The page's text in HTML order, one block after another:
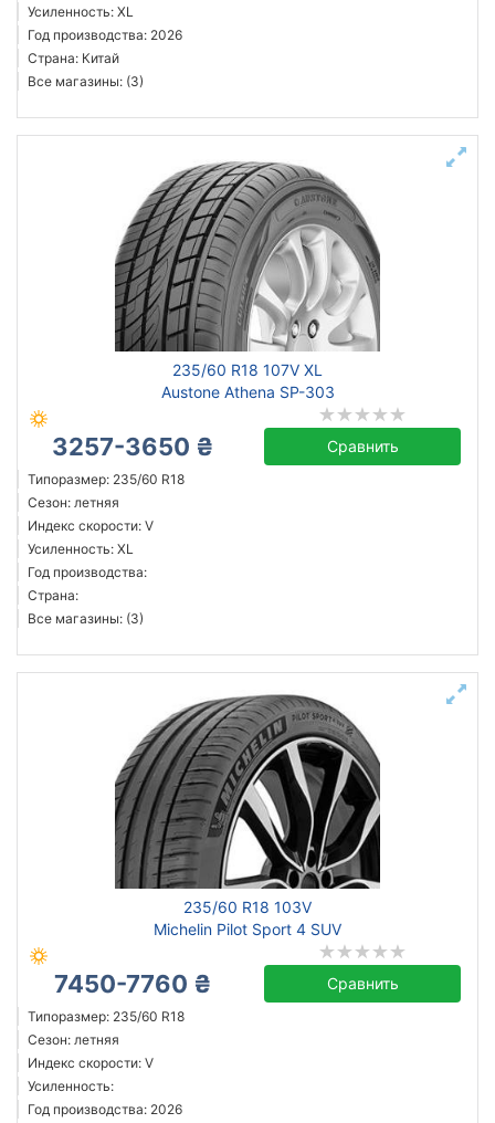
Усиленность: XL
Год производства: 2026
Страна: Китай
Все магазины: (3)
235/60 R18 107V XL
Austone Athena SP-303
3257-3650 ₴ Сравнить
Типоразмер: 235/60 R18
Сезон: летняя
Индекс скорости: V
Усиленность: XL
Год производства:
Страна:
Все магазины: (3)
235/60 R18 103V
Michelin Pilot Sport 4 SUV
7450-7760 ₴ Сравнить
Типоразмер: 235/60 R18
Сезон: летняя
Индекс скорости: V
Усиленность:
Год производства: 2026